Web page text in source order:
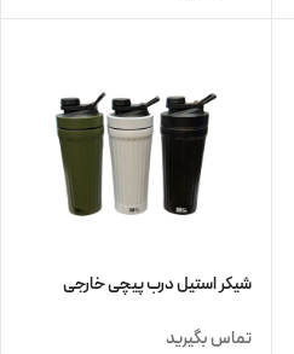
شیکر استیل درب پیچی خارجی
تماس بگیرید